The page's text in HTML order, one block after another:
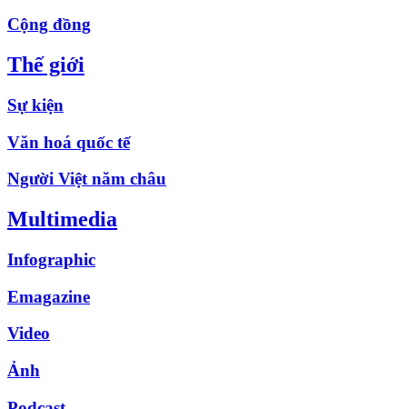
Cộng đồng
Thế giới
Sự kiện
Văn hoá quốc tế
Người Việt năm châu
Multimedia
Infographic
Emagazine
Video
Ảnh